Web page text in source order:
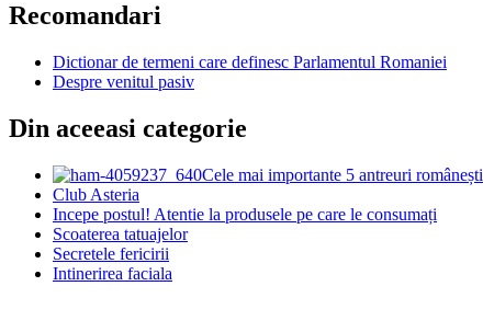
Recomandari
Dictionar de termeni care definesc Parlamentul Romaniei
Despre venitul pasiv
Din aceeasi categorie
Cele mai importante 5 antreuri românești
Club Asteria
Incepe postul! Atentie la produsele pe care le consumați
Scoaterea tatuajelor
Secretele fericirii
Intinerirea faciala